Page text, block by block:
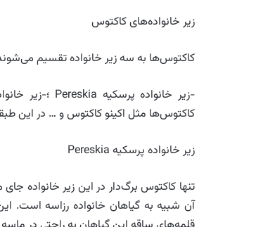
زیر خانواده‌های کاکتوس
کاکتوس‌ها به سه زیر خانواده تقسیم
کاکتوس‌ها مثل اکینو کاکتوس و … در این
زیر خانواده پرسکیه Pereskia
تنها کاکتوس برگ‌دار در این زیر خانواده